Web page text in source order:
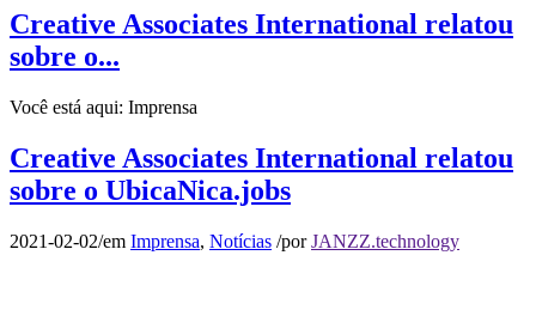
Creative Associates International relatou
sobre o...
Você está aqui: Imprensa
Creative Associates International relatou
sobre o UbicaNica.jobs
2021-02-02/em Imprensa, Notícias /porJANZZ.technology